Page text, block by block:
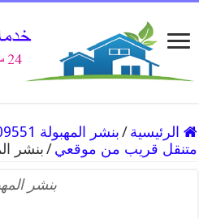
الرئيسية /
متنقل قريب من موقعي /بنشر
بنشر